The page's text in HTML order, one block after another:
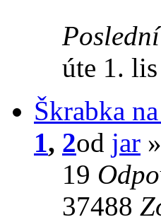
úte 1.
Škrabka
1, 2od jar
19
37488